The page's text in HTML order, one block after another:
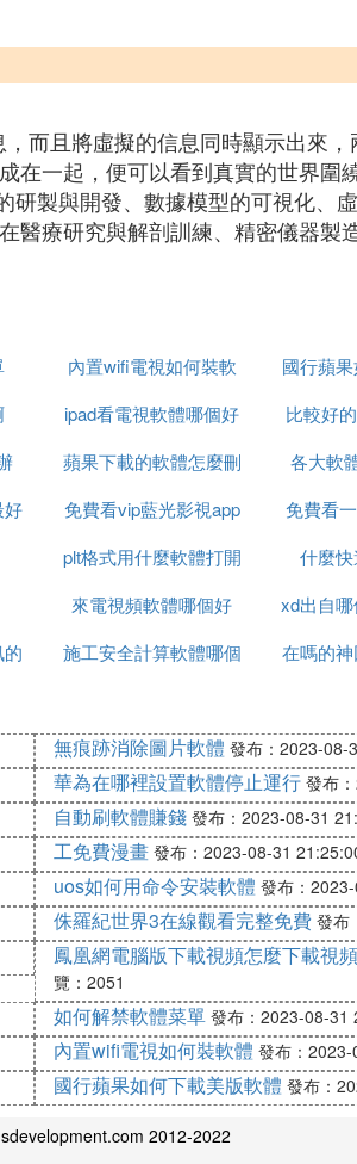
而且將虛擬的信息同時顯示出來
一起，便可以看到真實的世界圍繞
製與開發、數據模型的可視化、
療研究與解剖訓練、精密儀器製
內置wifi電視如何裝軟
體
國行蘋
ipad看電視軟體哪個好 比較好
蘋果下載的軟體怎麼刪
除
各大軟
好 免費看vip藍光影視app 免費看
plt格式用什麼軟體打開 什麼
來電視頻軟體哪個好 xd出自
施工安全計算軟體哪個
在嗎的
無痕跡消除圖片軟體 發布：2023-08-
華為在哪裡設置軟體停止運行 發布
自動刷軟體賺錢 發布：2023-08-31
工免費漫畫 發布：2023-08-31
uos如何用命令安裝軟體 發布：
侏羅紀世界3在線觀看完整免費 發布
鳳凰網電腦版下載視頻怎麼下載視
覽：2051
如何解禁軟體菜單 發布：2023-08-31
內置wifi電視如何裝軟體 發布：
國行蘋果如何下載美版軟體 發布：
2012-2022